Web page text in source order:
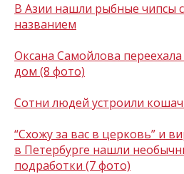
В Азии нашли рыбные чипсы
названием
Оксана Самойлова
дом (8 фото)
Сотни людей устроили
“Схожу за вас в церковь” и
в Петербурге нашли
подработки (7 фото)